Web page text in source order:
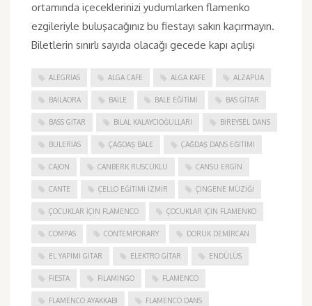
ortamında içeceklerinizi yudumlarken flamenko
ezgileriyle buluşacağınız bu fiestayı sakın kaçırmayın.
Biletlerin sınırlı sayıda olacağı gecede kapı açılışı
ALEGRIAS ALGA CAFE ALGA KAFE ALZAPUA
BAILAORA BAILE BALE EĞITIMI BAS GITAR
BASS GITAR BILAL KALAYCIOĞULLARI BIREYSEL DANS
BULERIAS ÇAĞDAŞ BALE ÇAĞDAŞ DANS EĞITIMI
CAJON CANBERK RUSCUKLU CANSU ERGIN
CANTE ÇELLO EĞITIMI İZMIR ÇINGENE MÜZIĞI
ÇOCUKLAR IÇIN FLAMENCO ÇOCUKLAR IÇIN FLAMENKO
COMPAS CONTEMPORARY DORUK DEMIRCAN
EL YAPIMI GITAR ELEKTRO GITAR ENDÜLÜS
FIESTA FILAMINGO FLAMENCO
FLAMENCO AYAKKABI FLAMENCO DANS